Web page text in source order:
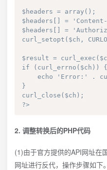
$headers = array();
$headers[] =
$headers[] =
curl_setopt($ch,
$result =
if (curl_errno($ch)) {
echo 'Error:' .
}
curl_close($ch);
?>
2. 调整转换后的PHP代码
(1)由于官方提供的API网址在
网址进行反代，操作步骤如下。